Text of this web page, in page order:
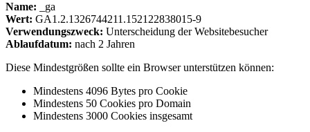
Name: _ga
Wert: GA1.2.1326744211.152122838015-9
Verwendungszweck: Unterscheidung der Websitebesucher
Ablaufdatum: nach 2 Jahren
Diese Mindestgrößen sollte ein Browser unterstützen können:
Mindestens 4096 Bytes pro Cookie
Mindestens 50 Cookies pro Domain
Mindestens 3000 Cookies insgesamt